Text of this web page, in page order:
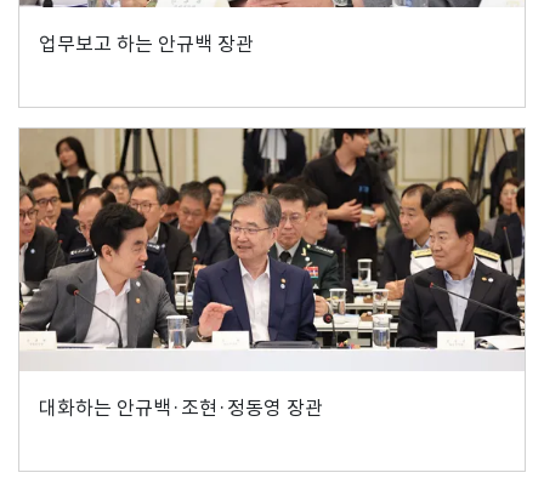
업무보고 하는 안규백 장관
대화하는 안규백·조현·정동영 장관